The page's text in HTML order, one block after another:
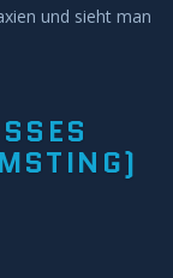
und sieht man
A